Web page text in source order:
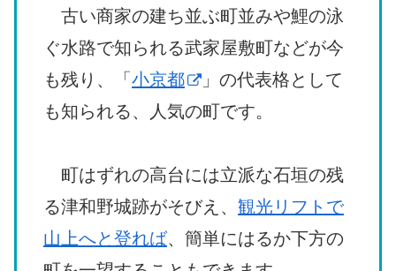
古い商家の建ち並ぶ町並みや鯉の泳
ぐ水路で知られる武家屋敷町などが今
も残り、「小京都
」の代表格として
も知られる、人気の町です。
町はずれの高台には立派な石垣の残
る津和野城跡がそびえ、 観光リフトで
山上へと登れば、簡単にはるか下方の